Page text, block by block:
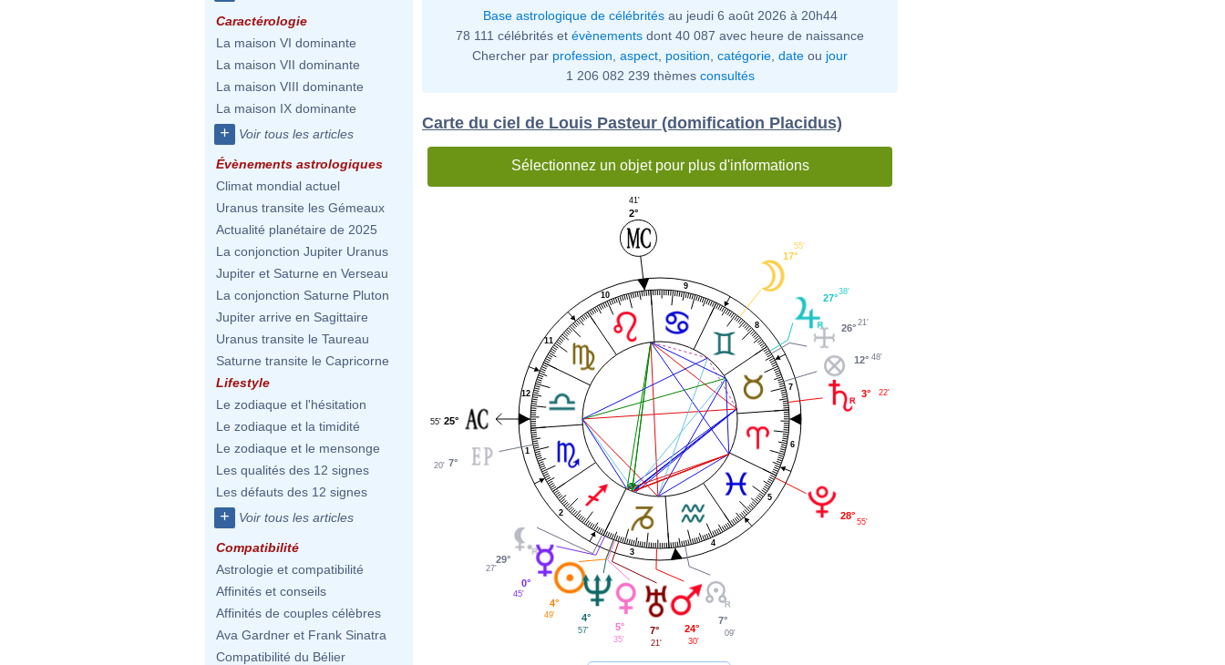
Caractérologie
La maison VI dominante
La maison VII dominante
La maison VIII dominante
La maison IX dominante
+ Voir tous les articles
Évènements astrologiques
Climat mondial actuel
Uranus transite les Gémeaux
Actualité planétaire de 2025
La conjonction Jupiter Uranus
Jupiter et Saturne en Verseau
La conjonction Saturne Pluton
Jupiter arrive en Sagittaire
Uranus transite le Taureau
Saturne transite le Capricorne
Lifestyle
Le zodiaque et l'hésitation
Le zodiaque et la timidité
Le zodiaque et le mensonge
Les qualités des 12 signes
Les défauts des 12 signes
+ Voir tous les articles
Compatibilité
Astrologie et compatibilité
Affinités et conseils
Affinités de couples célèbres
Ava Gardner et Frank Sinatra
Compatibilité du Bélier
Base astrologique de célébritésau jeudi 6 août 2026 à 20h44
78 111 célébrités et évènements dont 40 087 avec heure de naissance
Chercher par profession aspect position catégorie date ou jour
1 206 082 239 thèmes consultés
Carte du ciel de Louis Pasteur (domification Placidus)
Sélectionnez un objet pour plus d'informations
1
2
3
4
5
6
7
8
9
10
11
12 3° 22'
12° 48'
26°21'
27°
38'
17°
55'
2°
41'
25°
55'
7°
20'
29°
27'
0°
45'
4°
49' 4°
57' 5°
35'
7°
21'
24°
30'
7°
09'
28°
55'